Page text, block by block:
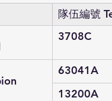
隊伍編號
3708C
63041A
13200A